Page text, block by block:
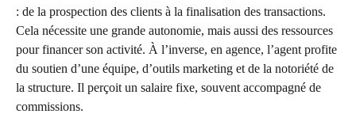
: de la prospection des clients à la finalisation des transactions.
Cela nécessite une grande autonomie, mais aussi des ressources
pour financer son activité. À l’inverse, en agence, l’agent profite
du soutien d’une équipe, d’outils marketing et de la notoriété de
la structure. Il perçoit un salaire fixe, souvent accompagné de
commissions.